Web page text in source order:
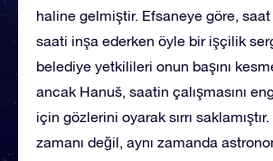
haline gelmiştir. Efsaneye göre, saat
saati inşa ederken öyle bir işçilik
belediye yetkilileri onun başını
ancak Hanuš, saatin çalışmasını
için gözlerini oyarak sırrı
zamanı değil, aynı zamanda